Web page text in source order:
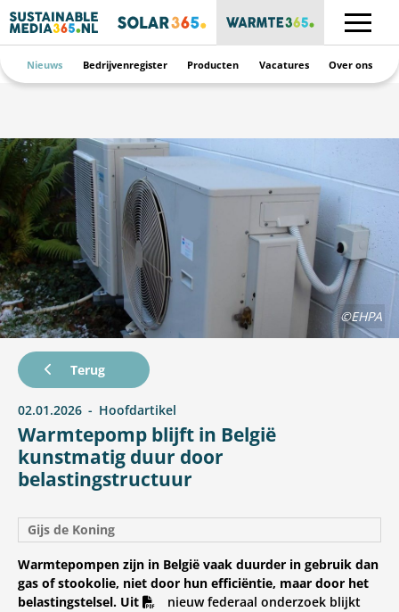
Nieuws Bedrijvenregister Producten Vacatures Over ons
Warmtepomp blijft in België
kunstmatig duur door
belastingstructuur
Terug
02.01.2026 Hoofdartikel
Gijs de Koning
©EHPA
Warmtepompen zijn in België vaak duurder in gebruik dan
gas of stookolie, niet door hun efficiëntie, maar door het
belastingstelsel. Uit
nieuw federaal onderzoek blijkt